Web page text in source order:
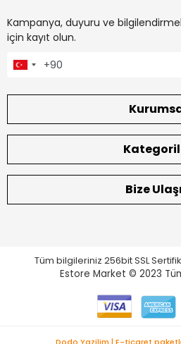
Kampanya, duyuru ve
için kayıt olun.
Bize
Tüm bilgileriniz 256bit SSL
Estore Market © 2023
Dodo Yazilim | E-ticaret